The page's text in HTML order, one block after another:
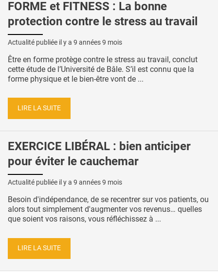
FORME et FITNESS : La bonne
protection contre le stress au travail
Actualité publiée il y a 9 années 9 mois
Être en forme protège contre le stress au travail, conclut
cette étude de l’Université de Bâle. S’il est connu que la
forme physique et le bien-être vont de ...
LIRE LA SUITE
EXERCICE LIBÉRAL : bien anticiper
pour éviter le cauchemar
Actualité publiée il y a 9 années 9 mois
Besoin d'indépendance, de se recentrer sur vos patients, ou
alors tout simplement d'augmenter vos revenus… quelles
que soient vos raisons, vous réfléchissez à ...
LIRE LA SUITE